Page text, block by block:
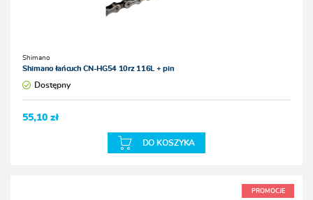
Shimano
Shimano łańcuch CN-HG54 10rz 116L + pin
Dostępny
55,10 zł
DO KOSZYKA
PROMOCJE